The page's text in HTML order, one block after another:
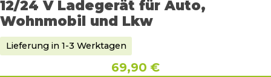
12/24 V Ladegerät für Auto,
Wohnmobil und Lkw
Lieferung in 1-3 Werktagen
69,90 €